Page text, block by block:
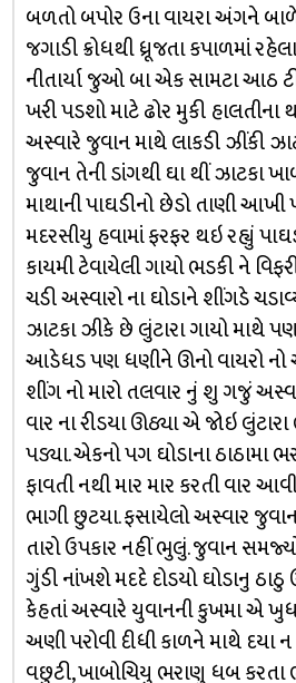
બળતો બપોર ઉના વાયરા અંગને
જગાડી ક્રોધથી ધ્રૂજતા કપાળમાં
નીતાર્યા જુઓ બા એક સામટા આઠ
ખરી પડશો માટે ઢોર મુકી
અસ્વારે જુવાન માથે લાકડી ઝીંકી
જુવાન તેની ડાંગથી ઘા થીં ઝાટકા
માથાની પાઘડીનો છેડો તાણી
મદરસીયુ હવામાં ફરફર થઇ રહ્યું
કાયમી ટેવાયેલી ગાયો ભડકી ને
ચડી અસ્વારો ના ઘોડાને શીંગડે
ઝાટકા ઝીકે છે લુંટારા ગાયો માથે
આડેધડ પણ ધણીને ઊનો વાયરો
શીંગ નો મારો તલવાર નું શુ ગજું
વાર ના રીડયા ઊઠ્યા એ જોઇ
પડ્યા. એકનો પગ ઘોડાના ઠાઠામા
ફાવતી નથી માર માર કરતી વાર
ભાગી છુટયા. ફસાયેલો અસ્વાર
તારો ઉપકાર નહીં ભુલું. જુવાન
ગુંડી નાંખશે મદદે દોડયો ઘોડાનુ
કેહતાં અસ્વારે યુવાનની કુખમા એ
અણી પરોવી દીધી કાળને માથે દયા
વછુટી, ખાબોચિયુ ભરાણુ ધબ કરતા